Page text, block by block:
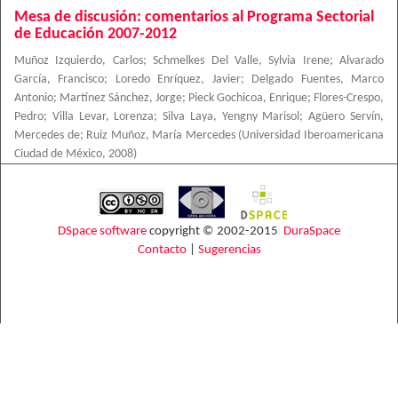
Mesa de discusión: comentarios al Programa Sectorial
de Educación 2007-2012
Muñoz Izquierdo, Carlos;Schmelkes Del Valle, Sylvia Irene; Alvarado
García, Francisco; Loredo Enríquez, Javier;
Delgado Fuentes, Marco
Antonio; Martínez Sánchez, Jorge; Pieck Gochicoa, Enrique; Flores-Crespo,
Pedro; Villa Levar, Lorenza;Silva Laya, Yengny Marisol ;Agüero Servín,
Mercedes de; Ruiz Muñoz, María Mercedes (Universidad Iberoamericana
Ciudad de México, 2008)
DSpace software copyright © 2002-2015 DuraSpace
Contacto| Sugerencias